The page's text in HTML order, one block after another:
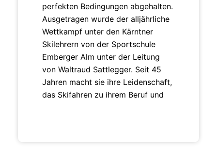
perfekten Bedingungen abgehalten.
Ausgetragen wurde der alljährliche
Wettkampf unter den Kärntner
Skilehrern von der Sportschule
Emberger Alm unter der Leitung
von Waltraud Sattlegger. Seit 45
Jahren macht sie ihre Leidenschaft,
das Skifahren zu ihrem Beruf und